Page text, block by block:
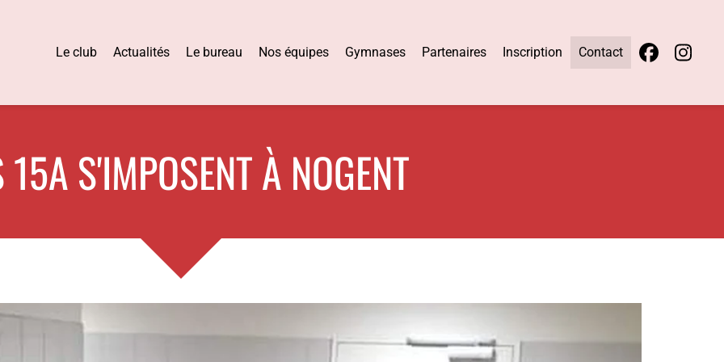
Le club Actualités Le bureau Nos équipes Gymnases Partenaires Inscription Contact
15A S'IMPOSENT À NOGENT